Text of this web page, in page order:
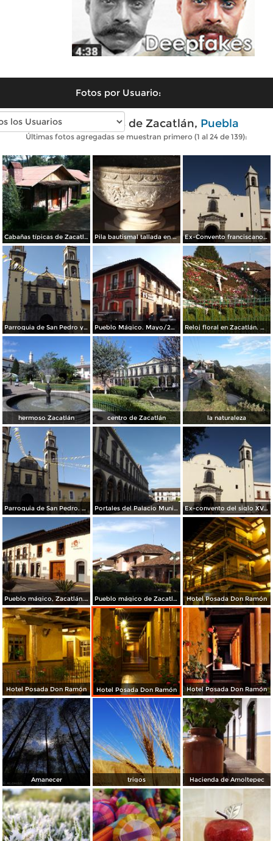
Fotos por Usuario:
Fotos modernas de Zacatlán, Puebla
Últimas fotos agregadas se muestran primero (1 al 24 de 139):
Cabañas típicas de Zacatlán. Agosto/2015 Pila bautismal tallada en cantera siglo XVI. Mayo/2014 Ex-Convento franciscano del siglo XVI. Mayo/2014
Parroquia de San Pedro y San Pablo. Mayo/2014 Pueblo Mágico. Mayo/2014 Reloj floral en Zacatlán. Mayo/2014
hermoso Zacatlán centro de Zacatlán la naturaleza
Parroquia de San Pedro. Mayo/2014 Portales del Palacio Municipal. Mayo/2014 Ex-convento del siglo XVI. Zacatlán. Mayo/2014
Pueblo mágico, Zacatlán. Mayo/2014 Pueblo mágico de Zacatlán, Puebla. Mayo/2014 Hotel Posada Don Ramón
Hotel Posada Don Ramón Hotel Posada Don Ramón Hotel Posada Don Ramón
Amanecer trigos Hacienda de Amoltepec